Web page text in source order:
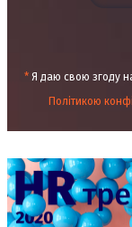
* Я даю свою згоду
Політикою